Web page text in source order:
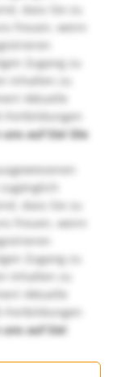
dass Sie zu
freuen, wenn
Zugang zu
Inhalten zu
Aktuelle
Fortbildungen
auf Sie! Die
dass Sie zu
freuen, wenn
Zugang zu
Inhalten zu
Aktuelle
Fortbildungen
auf Sie!